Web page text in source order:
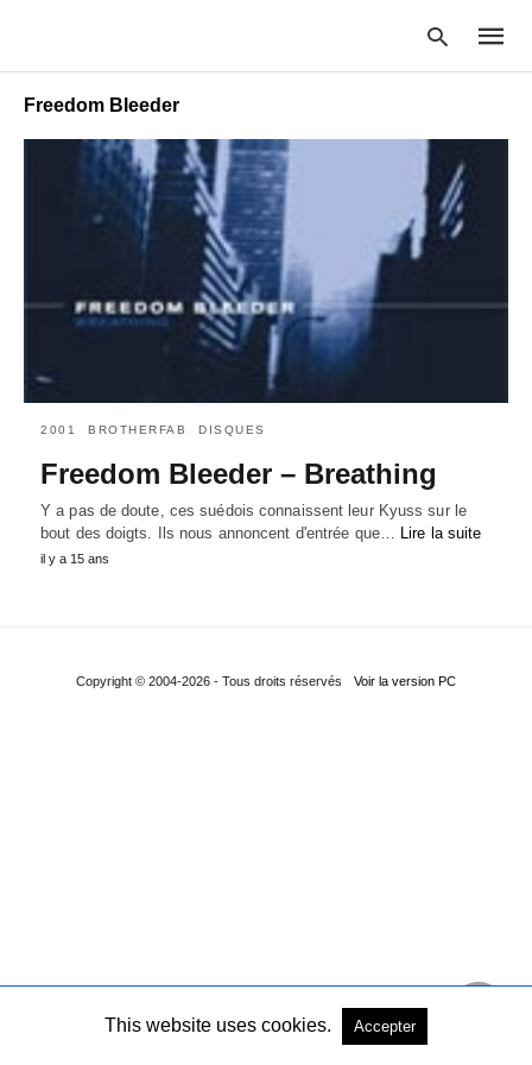
enter:
Freedom Bleeder
2001 BROTHERFAB DISQUES
Freedom Bleeder – Breathing
Y a pas de doute, ces suédois connaissent leur Kyuss sur le
bout des doigts. Ils nous annoncent d'entrée que… Lire la suite
il y a 15 ans
Copyright © 2004-2026 - Tous droits réservés Voir la version PC
This website uses cookies. Accepter